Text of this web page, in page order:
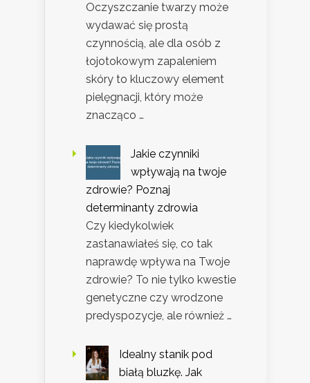
Oczyszczanie twarzy może
wydawać się prostą
czynnością, ale dla osób z
łojotokowym zapaleniem
skóry to kluczowy element
pielęgnacji, który może
znacząco …
Jakie czynniki
wpływają na twoje
zdrowie? Poznaj
determinanty zdrowia
Czy kiedykolwiek
zastanawiałeś się, co tak
naprawdę wpływa na Twoje
zdrowie? To nie tylko kwestie
genetyczne czy wrodzone
predyspozycje, ale również …
Idealny stanik pod
białą bluzkę. Jak